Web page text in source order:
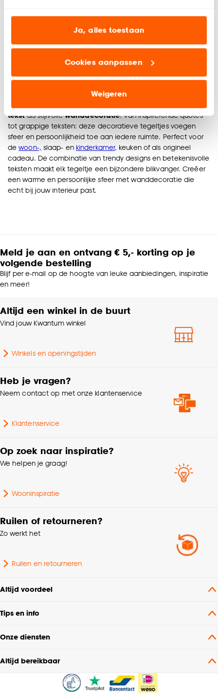
Analytische cookies (optioneel) helpen ons de
website te verbeteren voor jou en al onze andere
Marketing cookies (optioneel) laten jou
relevante informatie en aanbiedingen zien op
advertenties en communicatie.
Klik op ‘Ja, alles toestaan’ om gebruik te maken
van alle cookies, of klik op ‘weigeren’ om alleen de
noodzakelijke cookies te accepteren. Je kunt er ook
voor kiezen om bepaalde cookies wel of niet te
accepteren door op ‘Cookies aanpassen’ te
klikken.
Ja, alles toestaan
Cookies aanpassen
Weigeren
4.50
Binnen 2-3 werkdagen bezorgd
4.50
Geef een seintje
Tegeltjes met tekst - wanddecoratie met
tekstals stijlvollewanddecoratie. Van inspirerende quotes
tot grappige teksten: deze decoratieve tegeltjes voegen
sfeer en persoonlijkheid toe aan iedere ruimte. Perfect voor
dewoon-, slaap- en kinderkamer, keuken of als origineel
cadeau. De combinatie van trendy designs en betekenisvolle
teksten maakt elk tegeltje een bijzondere blikvanger. Creëer
een warme en persoonlijke sfeer met wanddecoratie die
echt bij jouw interieur past.
Meld je aan en ontvang € 5,- korting op je
volgende bestelling
Blijf per e-mail op de hoogte van leuke aanbiedingen, inspiratie
en meer!
Altijd een winkel in de buurt
Vind jouw Kwantum winkel
Winkels en openingstijden
Heb je vragen?
Neem contact op met onze klantenservice
Klantenservice
Op zoek naar inspiratie?
We helpen je graag!
Wooninspiratie
Ruilen of retourneren?
Zo werkt het
Ruilen en retourneren
Altijd voordeel
Tips en info
Onze diensten
Altijd bereikbaar